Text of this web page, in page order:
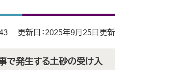
更新日：2025年9月25日更新
で発生する土砂の受け入